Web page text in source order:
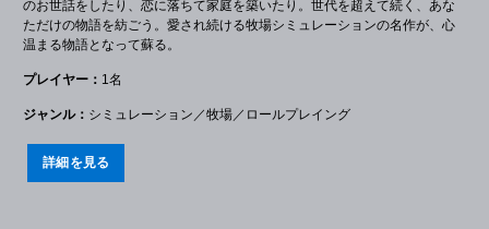
のお世話をしたり、恋に落ちて家庭を築いたり。世代を超えて続く、あな
ただけの物語を紡ごう。愛され続ける牧場シミュレーションの名作が、心
温まる物語となって蘇る。
プレイヤー： 1名
ジャンル： シミュレーション／牧場／ロールプレイング
詳細を見る